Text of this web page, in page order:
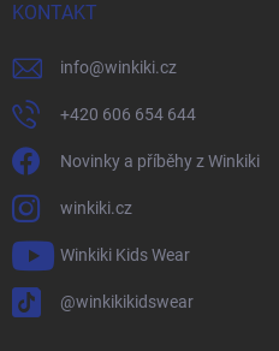
KONTAKT
info@winkiki.cz
+420 606 654 644
Novinky a příběhy z Winkiki
winkiki.cz
Winkiki Kids Wear
@winkikikidswear